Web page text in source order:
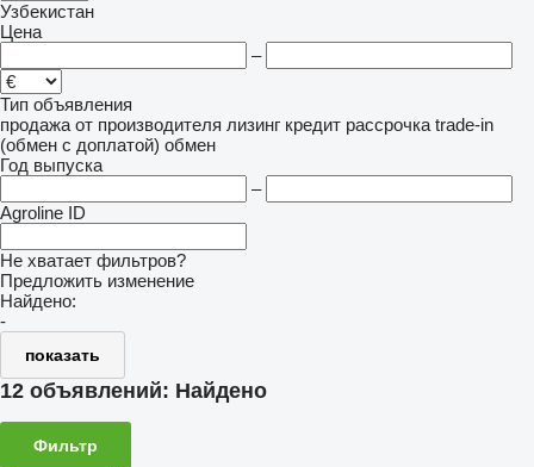
Узбекистан
Цена
–
Тип объявления
продажа от производителя лизинг кредит рассрочка trade-in
(обмен с доплатой) обмен
Год выпуска
–
Agroline ID
Не хватает фильтров?
Предложить изменение
Найдено:
-
показать
12 объявлений: Найдено
Фильтр